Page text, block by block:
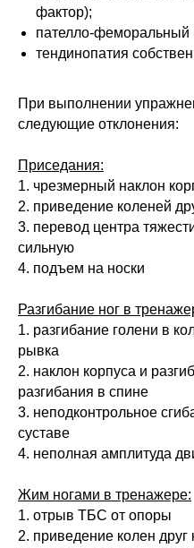
фактор);
пателло-феморальный
тендинопатия
При выполнении
следующие отклонения:
Приседания:
1. чрезмерный наклон
2. приведение коленей
3. перевод центра
сильную
4. подъем на носки
Разгибание ног в
1. разгибание голени в
рывка
2. наклон корпуса и
разгибания в спине
3. неподконтрольное
суставе
4. неполная амплитуда
Жим ногами в тренажере:
1. отрыв ТБС от опоры
2. приведение колен друг
Пилатес
Изучение методик Пилатес
тренерами, упражнения
уровня.
Подробнее о программе →
Архитектура тела
Годовое обучение Дмитрия
работе с ОДА для действующих
Удостоверение • 2 месяца
Удостоверение • 2 месяца